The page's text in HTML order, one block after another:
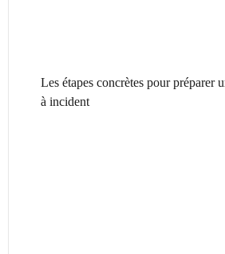
Les étapes concrètes pour préparer
à incident